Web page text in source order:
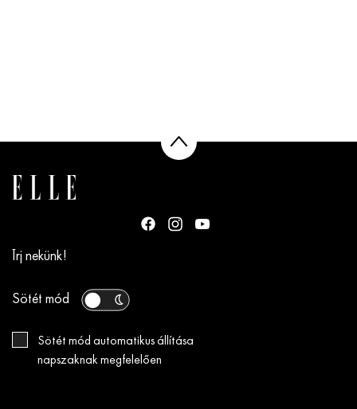
Írj nekünk!
Sötét mód
Sötét mód automatikus állítása
napszaknak megfelelően